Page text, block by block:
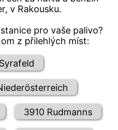
v Rakousku.
pro vaše palivo?
z přilehlých míst:
3910 Rudmanns